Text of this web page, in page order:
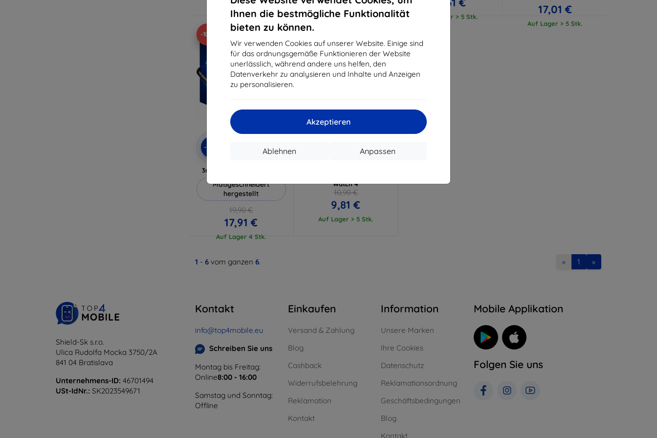
Ihnen die bestmögliche Funktionalität
bieten zu können.
Wir verwenden Cookies auf unserer Website. Einige sind
für das ordnungsgemäße Funktionieren der Website
unerlässlich, während andere uns helfen, den
Datenverkehr zu analysieren und Inhalte und Anzeigen
zu personalisieren.
Akzeptieren
Anpassen
Ablehnen
Auf Lager 3 Stk. Auf Lager > 5 Stk. Auf Lager > 5 Stk.
17,01 €
Auf Lager > 5 Stk.
-10%
-10% EXTRA10
3mk Hammer Schutzfolie
Maßgeschneidert
hergestellt
19,90 €
17,91 €
Auf Lager 4 Stk.
Gutschein
Watch 4
10,90 €
9,81 €
Auf Lager > 5 Stk.
1 - 6 vom ganzen 6. « 1 »
Shield-Sk s.r.o.
Ulica Rudolfa Mocka 3750/2A
841 04 Bratislava
Unternehmens-ID: 46701494
USt-IdNr.: SK2023549671
Kontakt
info@top4mobile.eu
Schreiben Sie uns
Montag bis Freitag:
Online8:00 - 16:00
Samstag und Sonntag:
Offline
Einkaufen
Versand & Zahlung
Blog
Cashback
Widerrufsbelehrung
Reklamation
Kontakt
Information
Unsere Marken
Ihre Cookies
Datenschutz
Reklamationsordnung
Geschäftsbedingungen
Blog
Kontakt
Mobile Applikation
Folgen Sie uns